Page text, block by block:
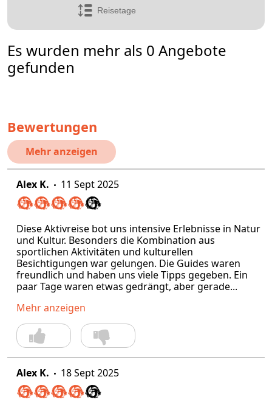
Es wurden mehr als 0 Angebote
gefunden
Bewertungen
Mehr anzeigen
Alex K. 11 Sept 2025
Diese Aktivreise bot uns intensive Erlebnisse in Natur
und Kultur. Besonders die Kombination aus
sportlichen Aktivitäten und kulturellen
Besichtigungen war gelungen. Die Guides waren
freundlich und haben uns viele Tipps gegeben. Ein
paar Tage waren etwas gedrängt, aber gerade...
Mehr anzeigen
Alex K. 18 Sept 2025